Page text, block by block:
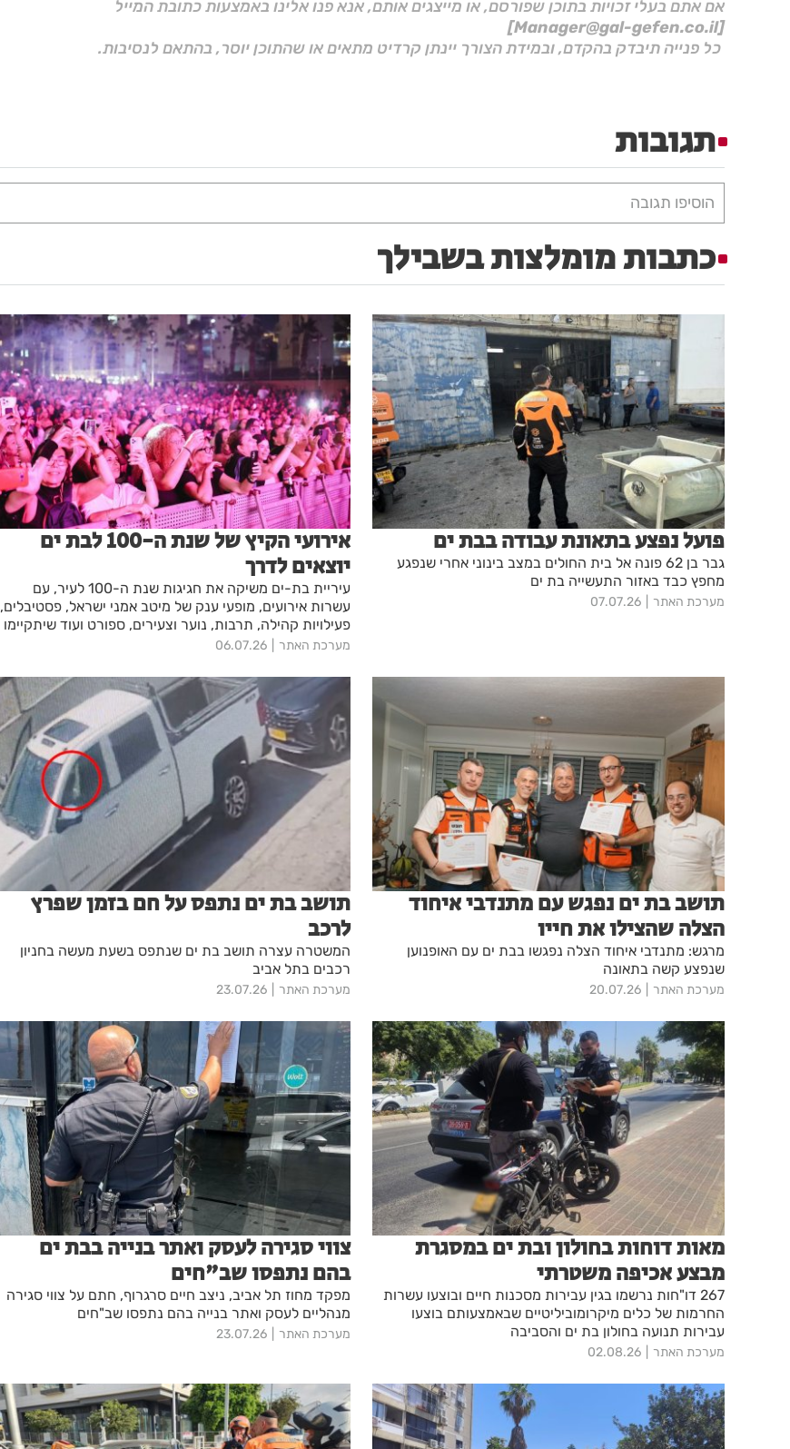
אם אתם בעלי זכויות בתוכן שפורסם, או מייצגים אותם, אנא פנו אלינו באמצעות כתובת המייל
[Manager@gal-gefen.co.il]
כל פנייה תיבדק בהקדם, ובמידת הצורך יינתן קרדיט מתאים או שהתוכן יוסר, בהתאם לנסיבות.
תגובות
הוסיפו תגובה
כתבות מומלצות בשבילך
פועל נפצע בתאונת עבודה בבת ים
גבר בן 62 פונה אל בית החולים במצב בינוני אחרי שנפגע
מחפץ כבד באזור התעשייה בת ים
מערכת האתר 07.07.26
אירועי הקיץ של שנת ה-100 לבת ים
יוצאים לדרך
עיריית בת-ים משיקה את חגיגות שנת ה-100 לעיר, עם
עשרות אירועים, מופעי ענק של מיטב אמני ישראל, פסטיבלים,
פעילויות קהילה, תרבות, נוער וצעירים, ספורט ועוד שיתקיימו
לאורך השנה הקרובה בעיר. חגיגות המאה יציינו את הדרך
לאחת הערים המתחדשות והמובילות בישראל
מערכת האתר 06.07.26
תושב בת ים נפגש עם מתנדבי איחוד
הצלה שהצילו את חייו
מרגש: מתנדבי איחוד הצלה נפגשו בבת ים עם האופנוען
שנפצע קשה בתאונה
מערכת האתר 20.07.26
תושב בת ים נתפס על חם בזמן שפרץ
לרכב
המשטרה עצרה תושב בת ים שנתפס בשעת מעשה בחניון
רכבים בתל אביב
מערכת האתר 23.07.26
מאות דוחות בחולון ובת ים במסגרת
מבצע אכיפה משטרתי
267 דו"חות נרשמו בגין עבירות מסכנות חיים ובוצעו עשרות
החרמות של כלים מיקרומוביליטיים שבאמצעותם בוצעו
עבירות תנועה בחולון בת ים והסביבה
מערכת האתר 02.08.26
צווי סגירה לעסק ואתר בנייה בבת ים
בהם נתפסו שב"חים
מפקד מחוז תל אביב, ניצב חיים סרגרוף, חתם על צווי סגירה
מנהליים לעסק ואתר בנייה בהם נתפסו שב"חים
מערכת האתר 23.07.26